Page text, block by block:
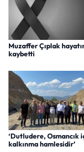
Muzaffer Çıplak
kaybetti
‘Dutludere, Osmancık
kalkınma hamlesidir’